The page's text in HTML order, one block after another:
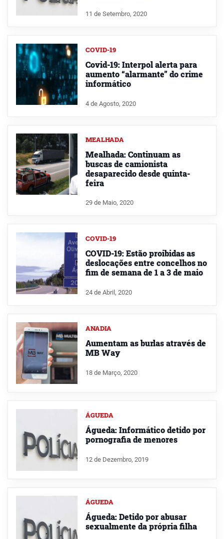
11 de Setembro, 2020
COVID-19
Covid-19: Interpol alerta para
aumento “alarmante” do crime
informático
4 de Agosto, 2020
MEALHADA
Mealhada: Continuam as
buscas de camionista
desaparecido desde quinta-
feira
29 de Maio, 2020
COVID-19
COVID-19: Estão proibidas as
deslocações entre concelhos no
fim de semana de 1 a 3 de maio
24 de Abril, 2020
ANADIA
Aumentam as burlas através de
MB Way
18 de Março, 2020
ÁGUEDA
Águeda: Informático detido por
pornografia de menores
12 de Dezembro, 2019
ÁGUEDA
Águeda: Detido por abusar
sexualmente da própria filha